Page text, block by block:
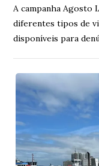
A campanha Agosto
diferentes tipos de
disponíveis para